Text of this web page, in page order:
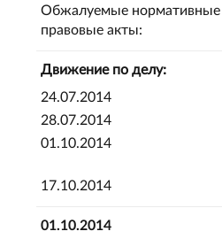
Обжалуемые нормативные
правовые акты:
Движение по делу:
24.07.2014
28.07.2014
01.10.2014
17.10.2014
01.10.2014